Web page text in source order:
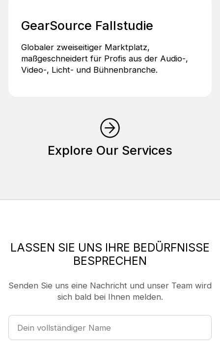
GearSource Fallstudie
Globaler zweiseitiger Marktplatz,
maßgeschneidert für Profis aus der Audio-,
Video-, Licht- und Bühnenbranche.
Explore Our Services
LASSEN SIE UNS IHRE BEDÜRFNISSE
BESPRECHEN
Senden Sie uns eine Nachricht und unser Team wird
sich bald bei Ihnen melden.